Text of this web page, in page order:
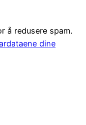
å redusere spam.
dine